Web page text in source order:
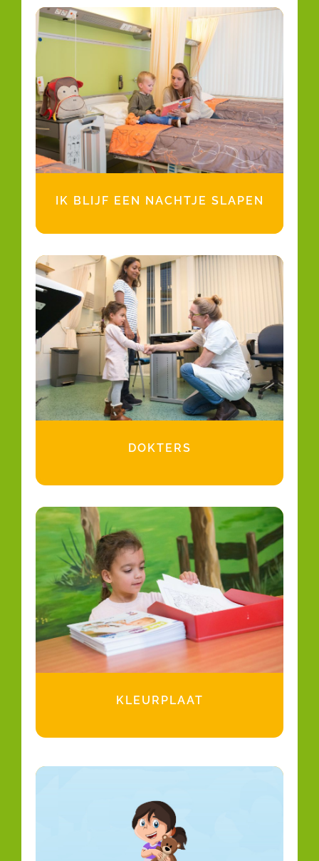
IK BLIJF EEN NACHTJE SLAPEN
DOKTERS
KLEURPLAAT